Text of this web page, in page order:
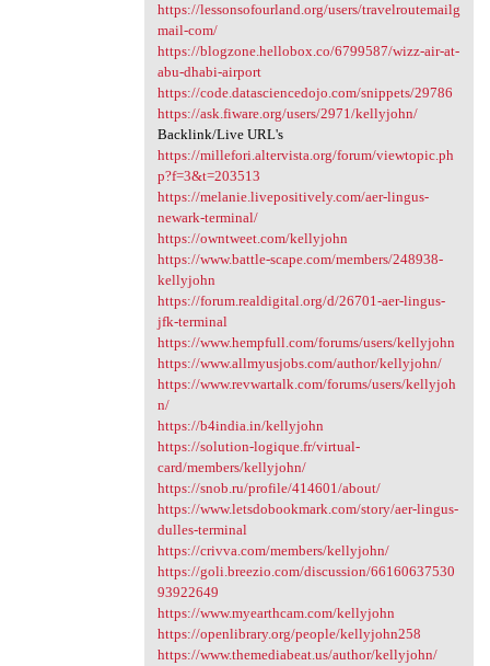
https://lessonsofourland.org/users/travelroutemailg
mail-com/
https://blogzone.hellobox.co/6799587/wizz-air-at-
abu-dhabi-airport
https://code.datasciencedojo.com/snippets/29786
https://ask.fiware.org/users/2971/kellyjohn/
Backlink/Live URL's
https://millefori.altervista.org/forum/viewtopic.ph
p?f=3&t=203513
https://melanie.livepositively.com/aer-lingus-
newark-terminal/
https://owntweet.com/kellyjohn
https://www.battle-scape.com/members/248938-
kellyjohn
https://forum.realdigital.org/d/26701-aer-lingus-
jfk-terminal
https://www.hempfull.com/forums/users/kellyjohn
https://www.allmyusjobs.com/author/kellyjohn/
https://www.revwartalk.com/forums/users/kellyjoh
n/
https://b4india.in/kellyjohn
https://solution-logique.fr/virtual-
card/members/kellyjohn/
https://snob.ru/profile/414601/about/
https://www.letsdobookmark.com/story/aer-lingus-
dulles-terminal
https://crivva.com/members/kellyjohn/
https://goli.breezio.com/discussion/66160637530
93922649
https://www.myearthcam.com/kellyjohn
https://openlibrary.org/people/kellyjohn258
https://www.themediabeat.us/author/kellyjohn/